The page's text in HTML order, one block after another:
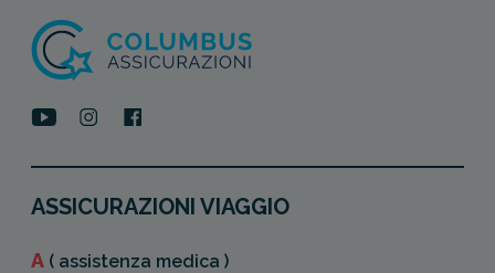
ASSICURAZIONI VIAGGIO
A ( assistenza medica )